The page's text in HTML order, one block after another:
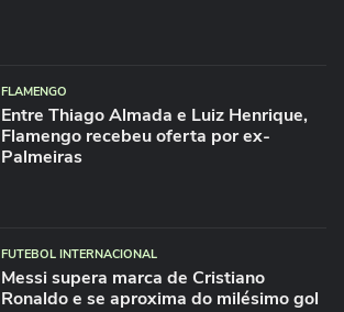
FLAMENGO
Entre Thiago Almada e Luiz Henrique,
Flamengo recebeu oferta por ex-
Palmeiras
FUTEBOL INTERNACIONAL
Messi supera marca de Cristiano
Ronaldo e se aproxima do milésimo gol